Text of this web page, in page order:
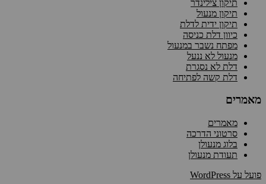
תיקון צילינדר
תיקון מנעול
תיקון ידית לדלת
כיוון דלת כניסה
מפתח נשבר במנעול
מנעול לא ננעל
דלת לא נסגרת
דלת קשה לפתיחה
מאמרים
מאמרים
סרטוני הדרכה
בלוג מנעולן
תעודת מנעולן
פועל על WordPress